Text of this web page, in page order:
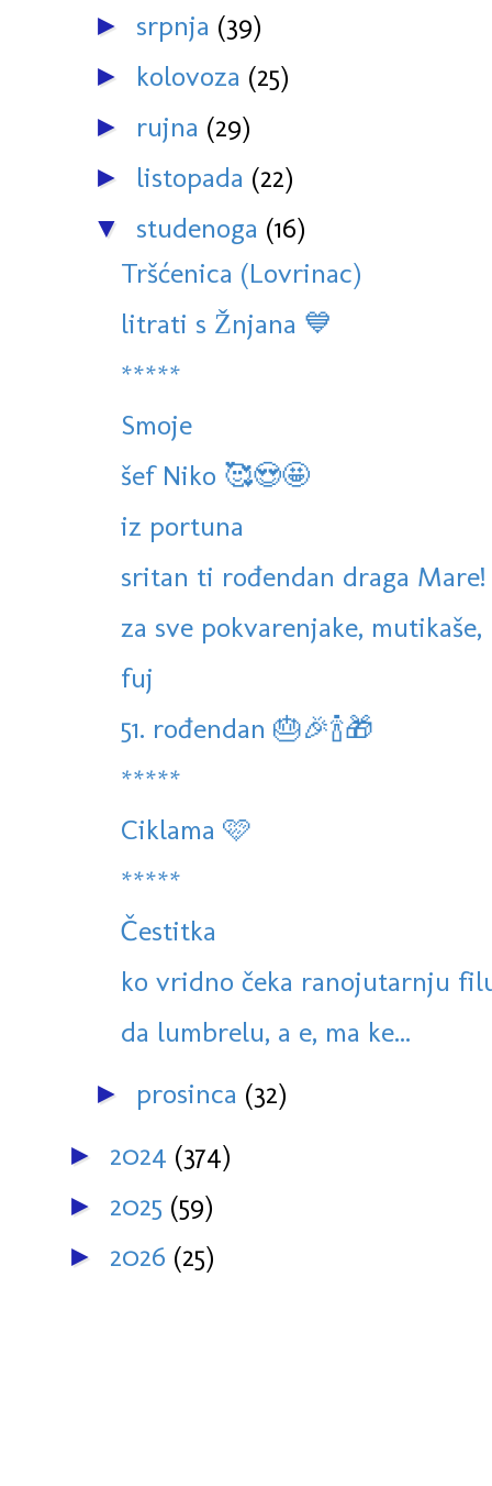
► srpnja (39)
► kolovoza (25)
► rujna (29)
► listopada (22)
▼ studenoga (16)
Tršćenica (Lovrinac)
litrati s Žnjana 💙
*****
Smoje
šef Niko 🥰😍🤩
iz portuna
sritan ti rođendan draga Mare!
za sve pokvarenjake,
fuj
51. rođendan 🎂🎉🍾🎁
*****
Ciklama 🩷
*****
Čestitka
ko vridno čeka ranojutarnju
da lumbrelu, a e, ma ke...
► prosinca (32)
► 2024 (374)
► 2025 (59)
► 2026 (25)